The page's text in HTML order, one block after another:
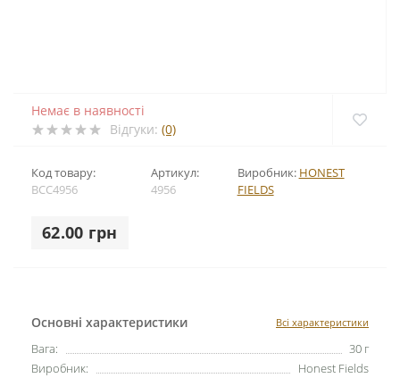
Немає в наявності
Відгуки: (0)
Код товару:
BCC4956
Артикул:
4956
Виробник: HONEST
FIELDS
62.00 грн
Основні характеристики Всі характеристики
Вага:
30 г
Виробник:
Honest Fields